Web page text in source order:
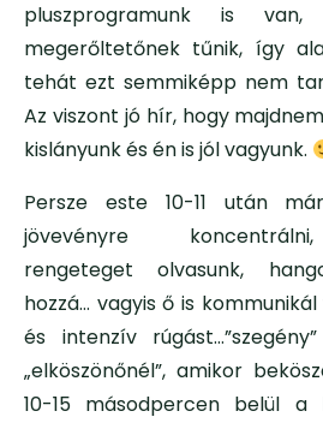
pluszprogramunk is
megerőltetőnek tűnik, így
tehát ezt semmiképp nem
Az viszont jó hír, hogy
kislányunk és én is jól vagyunk.
Persze este 10-11 után
jövevényre
rengeteget olvasunk,
hozzá… vagyis ő is
és intenzív
„elköszönőnél”, amikor
10-15 másodpercen belül a